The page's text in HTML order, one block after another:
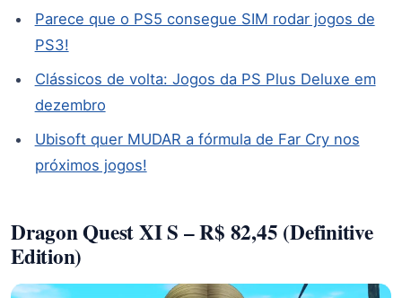
Parece que o PS5 consegue SIM rodar jogos de
PS3!
Clássicos de volta: Jogos da PS Plus Deluxe em
dezembro
Ubisoft quer MUDAR a fórmula de Far Cry nos
próximos jogos!
Dragon Quest XI S – R$ 82,45 (Definitive
Edition)